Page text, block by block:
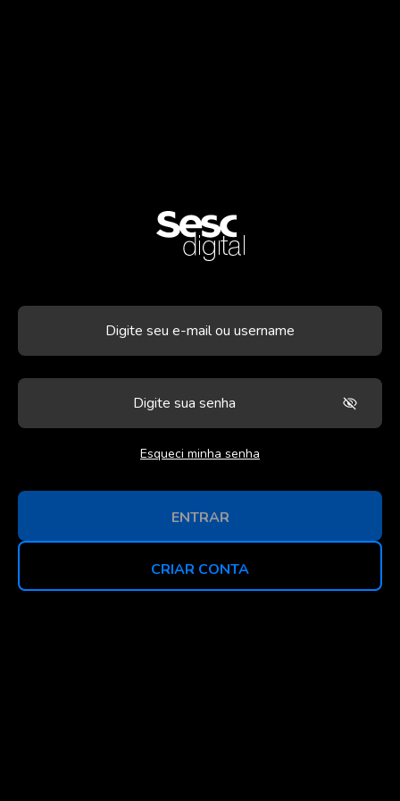
Esqueci minha senha
ENTRAR
CRIAR CONTA